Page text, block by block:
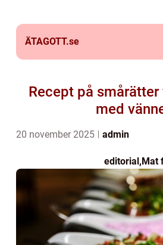
ÄTAGOTT.se
Recept på
med
20 november 2025 admin
editorial,Mat